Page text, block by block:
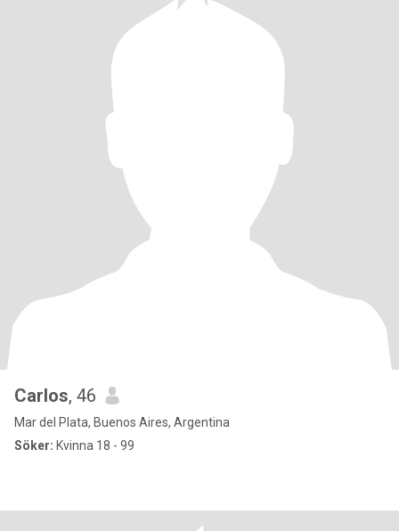
Carlos, 46
Mar del Plata, Buenos Aires, Argentina
Söker: Kvinna 18 - 99